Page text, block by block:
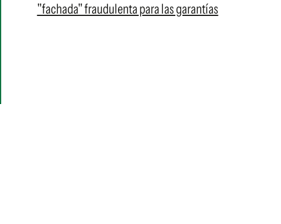
"fachada" fraudulenta para las garantías